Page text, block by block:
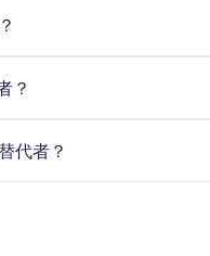
？
代者？